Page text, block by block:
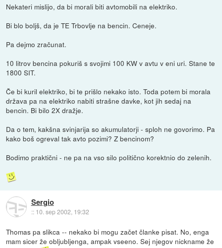
Nekateri mislijo, da bi morali biti avtomobili na elektriko.
Bi blo boljš, da je TE Trbovlje na bencin. Ceneje.
Pa dejmo zračunat.
10 litrov bencina pokuriš s svojimi 100 KW v avtu v eni uri. Stane te
1800 SIT.
Če bi kuril elektriko, bi te prišlo nekako isto. Toda potem bi morala
država pa na elektriko nabiti strašne davke, kot jih sedaj na
bencin. Bi bilo 2X dražje.
Da o tem, kakšna svinjarija so akumulatorji - sploh ne govorimo. Pa
kako boš ogreval tak avto pozimi? Z bencinom?
Bodimo praktični - ne pa na vso silo politično korektnio do zelenih.
Sergio
:: 10. sep 2002, 19:32
Thomas pa slikca -- nekako bi mogu začet članke pisat. No, enga
mam sicer že obljubljenga, ampak vseeno. Sej njegov nickname že